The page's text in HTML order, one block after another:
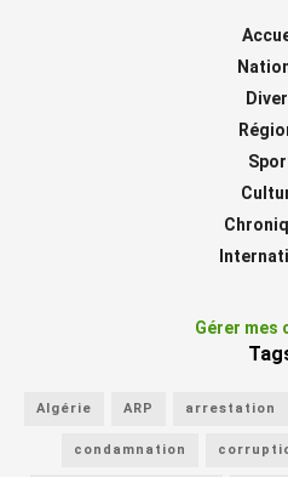
Gérer mes
Algérie ARP arrestation
condamnation